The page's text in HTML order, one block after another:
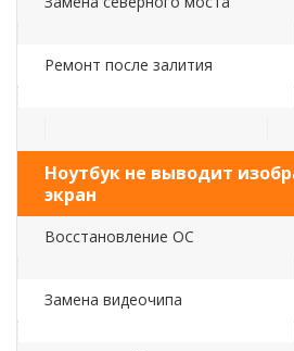
Ремонт после залития
Ноутбук не выводит
экран
Восстановление ОС
Замена видеочипа